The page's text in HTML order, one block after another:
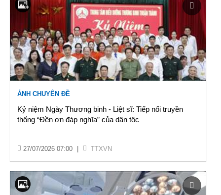
ẢNH CHUYÊN ĐỀ
Kỷ niệm Ngày Thương binh - Liệt sĩ: Tiếp nối truyền
thống “Đền ơn đáp nghĩa” của dân tộc
27/07/2026 07:00 TTXVN